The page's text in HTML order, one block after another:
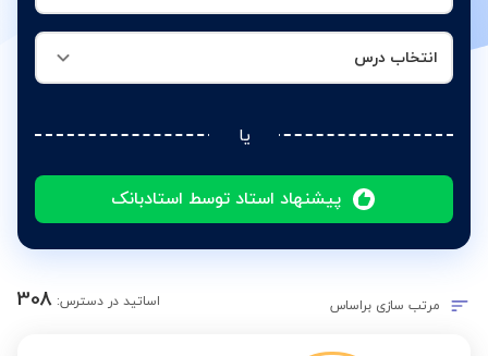
انتخاب درس
یا
پیشنهاد استاد توسط استادبانک
مرتب سازی براساس اساتید در دسترس: 308